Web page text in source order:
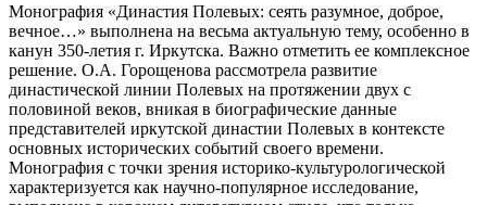
Монография «Династия Полевых: сеять разумное, доброе,
вечное…» выполнена на весьма актуальную тему, особенно в
канун 350-летия г. Иркутска. Важно отметить ее комплексное
решение. О.А. Горощенова рассмотрела развитие
династической линии Полевых на протяжении двух с
половиной веков, вникая в биографические данные
представителей иркутской династии Полевых в контексте
основных исторических событий своего времени.
Монография с точки зрения историко-культурологической
характеризуется как научно-популярное исследование,